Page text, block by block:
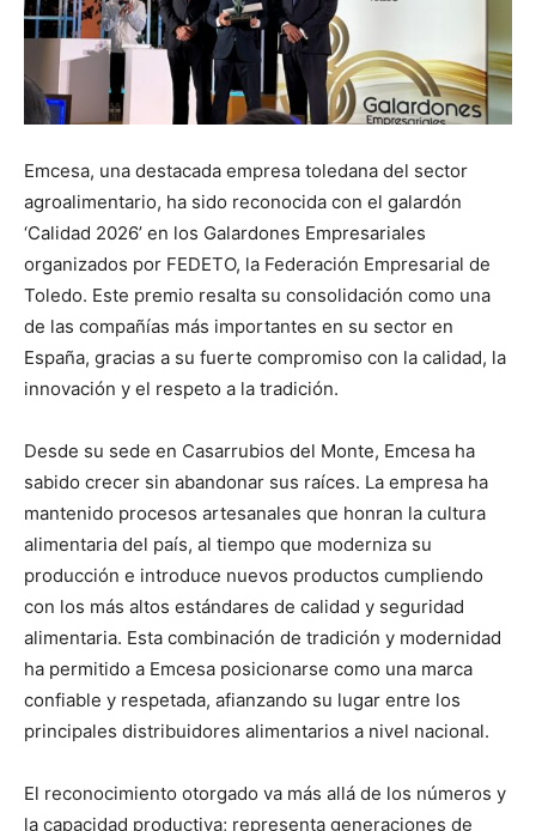
Emcesa, una destacada empresa toledana del sector
agroalimentario, ha sido reconocida con el galardón
‘Calidad 2026’ en los Galardones Empresariales
organizados por FEDETO, la Federación Empresarial de
Toledo. Este premio resalta su consolidación como una
de las compañías más importantes en su sector en
España, gracias a su fuerte compromiso con la calidad, la
innovación y el respeto a la tradición.
Desde su sede en Casarrubios del Monte, Emcesa ha
sabido crecer sin abandonar sus raíces. La empresa ha
mantenido procesos artesanales que honran la cultura
alimentaria del país, al tiempo que moderniza su
producción e introduce nuevos productos cumpliendo
con los más altos estándares de calidad y seguridad
alimentaria. Esta combinación de tradición y modernidad
ha permitido a Emcesa posicionarse como una marca
confiable y respetada, afianzando su lugar entre los
principales distribuidores alimentarios a nivel nacional.
El reconocimiento otorgado va más allá de los números y
la capacidad productiva; representa generaciones de